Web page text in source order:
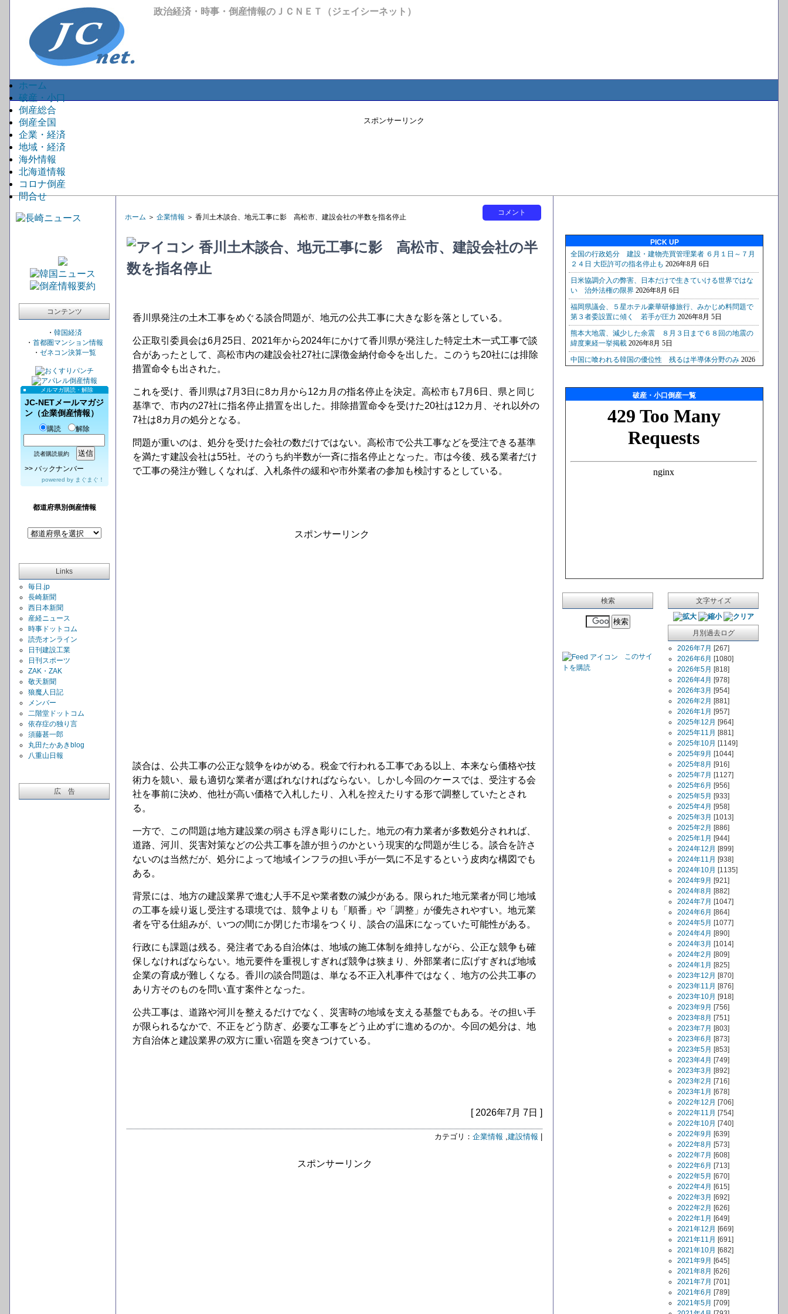
政治経済・時事・倒産情報のＪＣＮＥＴ（ジェイシーネット）
ホーム
破産・小口
倒産総合
倒産全国
企業・経済
地域・経済
海外情報
北海道情報
コロナ倒産
問合せ
スポンサーリンク
コンテンツ
・ 韓国経済
・ 首都圏マンション情報
・ ゼネコン決算一覧
メルマガ購読・解除
JC-NETメールマガジ
ン（企業倒産情報）
購読 解除
読者購読規約
>> バックナンバー
powered by まぐまぐ！
都道府県別倒産情報
Links
毎日.jp
長崎新聞
西日本新聞
産経ニュース
時事ドットコム
読売オンライン
日刊建設工業
日刊スポーツ
ZAK・ZAK
敬天新聞
狼魔人日記
メンバー
二階堂ドットコム
依存症の独り言
須藤甚一郎
丸田たかあきblog
八重山日報
広 告
コメント
ホーム ＞ 企業情報 ＞ 香川土木談合、地元工事に影 高松市、建設会社の半数を指名停止
香川土木談合、地元工事に影 高松市、建設会社の半
数を指名停止
香川県発注の土木工事をめぐる談合問題が、地元の公共工事に大きな影を落としている。
公正取引委員会は6月25日、2021年から2024年にかけて香川県が発注した特定土木一式工事で談
合があったとして、高松市内の建設会社27社に課徴金納付命令を出した。このうち20社には排除
措置命令も出された。
これを受け、香川県は7月3日に8カ月から12カ月の指名停止を決定。高松市も7月6日、県と同じ
基準で、市内の27社に指名停止措置を出した。排除措置命令を受けた20社は12カ月、それ以外の
7社は8カ月の処分となる。
問題が重いのは、処分を受けた会社の数だけではない。高松市で公共工事などを受注できる基準
を満たす建設会社は55社。そのうち約半数が一斉に指名停止となった。市は今後、残る業者だけ
で工事の発注が難しくなれば、入札条件の緩和や市外業者の参加も検討するとしている。
スポンサーリンク
談合は、公共工事の公正な競争をゆがめる。税金で行われる工事である以上、本来なら価格や技
術力を競い、最も適切な業者が選ばれなければならない。しかし今回のケースでは、受注する会
社を事前に決め、他社が高い価格で入札したり、入札を控えたりする形で調整していたとされ
る。
一方で、この問題は地方建設業の弱さも浮き彫りにした。地元の有力業者が多数処分されれば、
道路、河川、災害対策などの公共工事を誰が担うのかという現実的な問題が生じる。談合を許さ
ないのは当然だが、処分によって地域インフラの担い手が一気に不足するという皮肉な構図でも
ある。
背景には、地方の建設業界で進む人手不足や業者数の減少がある。限られた地元業者が同じ地域
の工事を繰り返し受注する環境では、競争よりも「順番」や「調整」が優先されやすい。地元業
者を守る仕組みが、いつの間にか閉じた市場をつくり、談合の温床になっていた可能性がある。
行政にも課題は残る。発注者である自治体は、地域の施工体制を維持しながら、公正な競争も確
保しなければならない。地元要件を重視しすぎれば競争は狭まり、外部業者に広げすぎれば地域
企業の育成が難しくなる。香川の談合問題は、単なる不正入札事件ではなく、地方の公共工事の
あり方そのものを問い直す案件となった。
公共工事は、道路や河川を整えるだけでなく、災害時の地域を支える基盤でもある。その担い手
が限られるなかで、不正をどう防ぎ、必要な工事をどう止めずに進めるのか。今回の処分は、地
方自治体と建設業界の双方に重い宿題を突きつけている。
[ 2026年7月 7日 ]
カテゴリ： 企業情報 ,建設情報
スポンサーリンク
PICK UP
破産・小口倒産一覧
検索
このサイ
トを購読
文字サイズ
月別過去ログ
2026年7月 [267]
2026年6月 [1080]
2026年5月 [818]
2026年4月 [978]
2026年3月 [954]
2026年2月 [881]
2026年1月 [957]
2025年12月 [964]
2025年11月 [881]
2025年10月 [1149]
2025年9月 [1044]
2025年8月 [916]
2025年7月 [1127]
2025年6月 [956]
2025年5月 [933]
2025年4月 [958]
2025年3月 [1013]
2025年2月 [886]
2025年1月 [944]
2024年12月 [899]
2024年11月 [938]
2024年10月 [1135]
2024年9月 [921]
2024年8月 [882]
2024年7月 [1047]
2024年6月 [864]
2024年5月 [1077]
2024年4月 [890]
2024年3月 [1014]
2024年2月 [809]
2024年1月 [825]
2023年12月 [870]
2023年11月 [876]
2023年10月 [918]
2023年9月 [756]
2023年8月 [751]
2023年7月 [803]
2023年6月 [873]
2023年5月 [853]
2023年4月 [749]
2023年3月 [892]
2023年2月 [716]
2023年1月 [678]
2022年12月 [706]
2022年11月 [754]
2022年10月 [740]
2022年9月 [639]
2022年8月 [573]
2022年7月 [608]
2022年6月 [713]
2022年5月 [670]
2022年4月 [615]
2022年3月 [692]
2022年2月 [626]
2022年1月 [649]
2021年12月 [669]
2021年11月 [691]
2021年10月 [682]
2021年9月 [645]
2021年8月 [626]
2021年7月 [701]
2021年6月 [789]
2021年5月 [709]